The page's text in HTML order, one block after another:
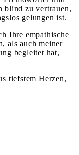
blind zu vertrauen,
gelungen ist.
Ihre empathische
als auch meiner
begleitet hat,
tiefstem Herzen,